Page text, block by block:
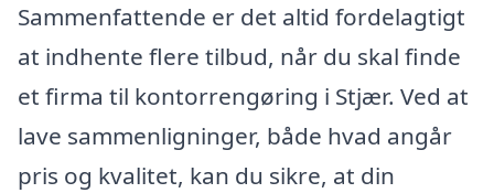
Sammenfattende er det altid fordelagtigt
at indhente flere tilbud, når du skal finde
et firma til kontorrengøring i Stjær. Ved at
lave sammenligninger, både hvad angår
pris og kvalitet, kan du sikre, at din